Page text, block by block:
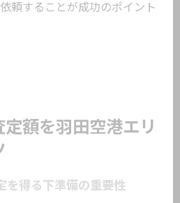
頼することが成功のポイント
額を羽田空港エリ
を得る下準備の重要性